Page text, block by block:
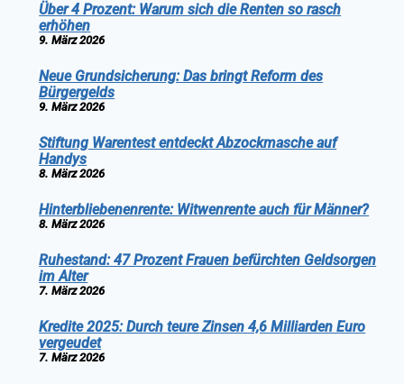
Über 4 Prozent: Warum sich die Renten so rasch
erhöhen
9. März 2026
Neue Grundsicherung: Das bringt Reform des
Bürgergelds
9. März 2026
Stiftung Warentest entdeckt Abzockmasche auf
Handys
8. März 2026
Hinterbliebenenrente: Witwenrente auch für Männer?
8. März 2026
Ruhestand: 47 Prozent Frauen befürchten Geldsorgen
im Alter
7. März 2026
Kredite 2025: Durch teure Zinsen 4,6 Milliarden Euro
vergeudet
7. März 2026